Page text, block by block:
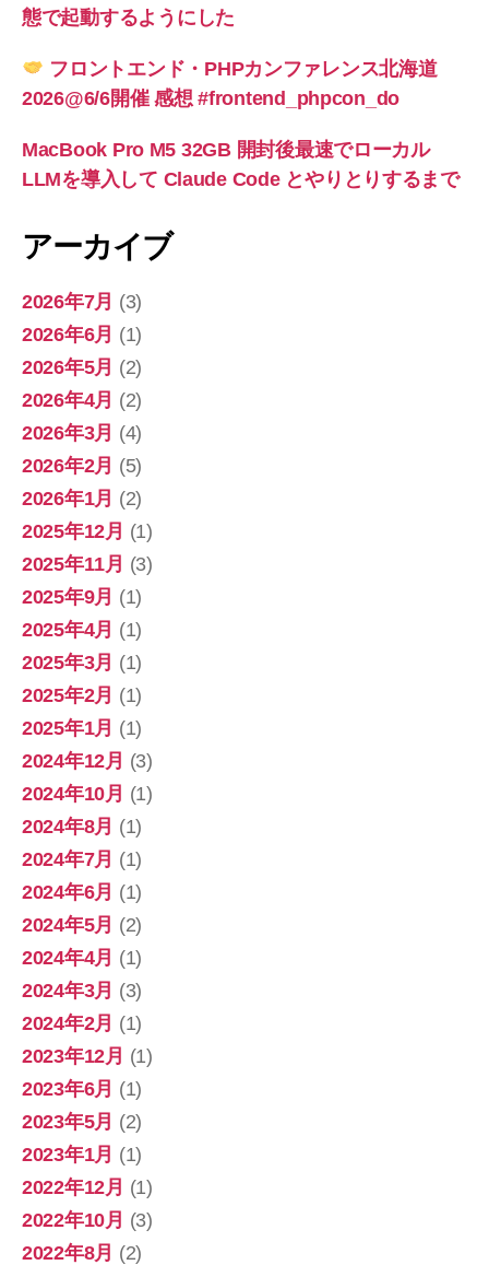
態で起動するようにした
フロントエンド・PHPカンファレンス北海道
2026@6/6開催 感想 #frontend_phpcon_do
MacBook Pro M5 32GB 開封後最速でローカル
LLMを導入して Claude Code とやりとりするまで
アーカイブ
2026年7月 (3)
2026年6月 (1)
2026年5月 (2)
2026年4月 (2)
2026年3月 (4)
2026年2月 (5)
2026年1月 (2)
2025年12月 (1)
2025年11月 (3)
2025年9月 (1)
2025年4月 (1)
2025年3月 (1)
2025年2月 (1)
2025年1月 (1)
2024年12月 (3)
2024年10月 (1)
2024年8月 (1)
2024年7月 (1)
2024年6月 (1)
2024年5月 (2)
2024年4月 (1)
2024年3月 (3)
2024年2月 (1)
2023年12月 (1)
2023年6月 (1)
2023年5月 (2)
2023年1月 (1)
2022年12月 (1)
2022年10月 (3)
2022年8月 (2)